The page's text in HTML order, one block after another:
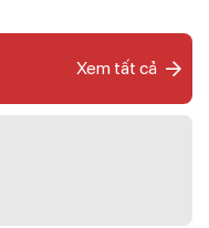
Xem tất cả